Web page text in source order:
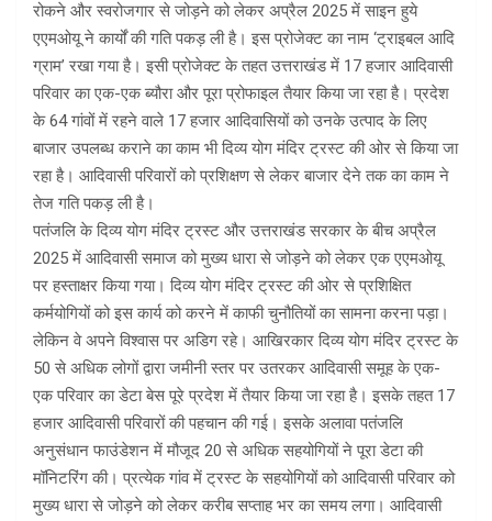
रोकने और स्वरोजगार से जोड़ने को लेकर अप्रैल 2025 में साइन हुये
एएमओयू ने कार्यों की गति पकड़ ली है। इस प्रोजेक्ट का नाम ‘ट्राइबल आदि
ग्राम’ रखा गया है। इसी प्रोजेक्ट के तहत उत्तराखंड में 17 हजार आदिवासी
परिवार का एक-एक ब्यौरा और पूरा प्रोफाइल तैयार किया जा रहा है। प्रदेश
के 64 गांवों में रहने वाले 17 हजार आदिवासियों को उनके उत्पाद के लिए
बाजार उपलब्ध कराने का काम भी दिव्य योग मंदिर ट्रस्ट की ओर से किया जा
रहा है। आदिवासी परिवारों को प्रशिक्षण से लेकर बाजार देने तक का काम ने
तेज गति पकड़ ली है।
पतंजलि के दिव्य योग मंदिर ट्रस्ट और उत्तराखंड सरकार के बीच अप्रैल
2025 में आदिवासी समाज को मुख्य धारा से जोड़ने को लेकर एक एएमओयू
पर हस्ताक्षर किया गया। दिव्य योग मंदिर ट्रस्ट की ओर से प्रशिक्षित
कर्मयोगियों को इस कार्य को करने में काफी चुनौतियों का सामना करना पड़ा।
लेकिन वे अपने विश्वास पर अडिग रहे। आखिरकार दिव्य योग मंदिर ट्रस्ट के
50 से अधिक लोगों द्वारा जमीनी स्तर पर उतरकर आदिवासी समूह के एक-
एक परिवार का डेटा बेस पूरे प्रदेश में तैयार किया जा रहा है। इसके तहत 17
हजार आदिवासी परिवारों की पहचान की गई। इसके अलावा पतंजलि
अनुसंधान फाउंडेशन में मौजूद 20 से अधिक सहयोगियों ने पूरा डेटा की
मॉनिटरिंग की। प्रत्येक गांव में ट्रस्ट के सहयोगियों को आदिवासी परिवार को
मुख्य धारा से जोड़ने को लेकर करीब सप्ताह भर का समय लगा। आदिवासी